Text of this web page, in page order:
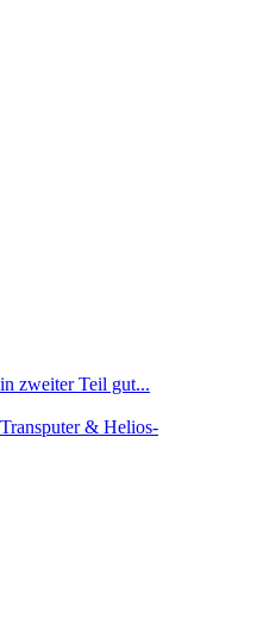
zweiter Teil gut...
& Helios-